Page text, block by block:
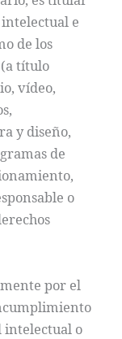
e
de los
título
vídeo,
y diseño,
de
o
por el
intelectual o